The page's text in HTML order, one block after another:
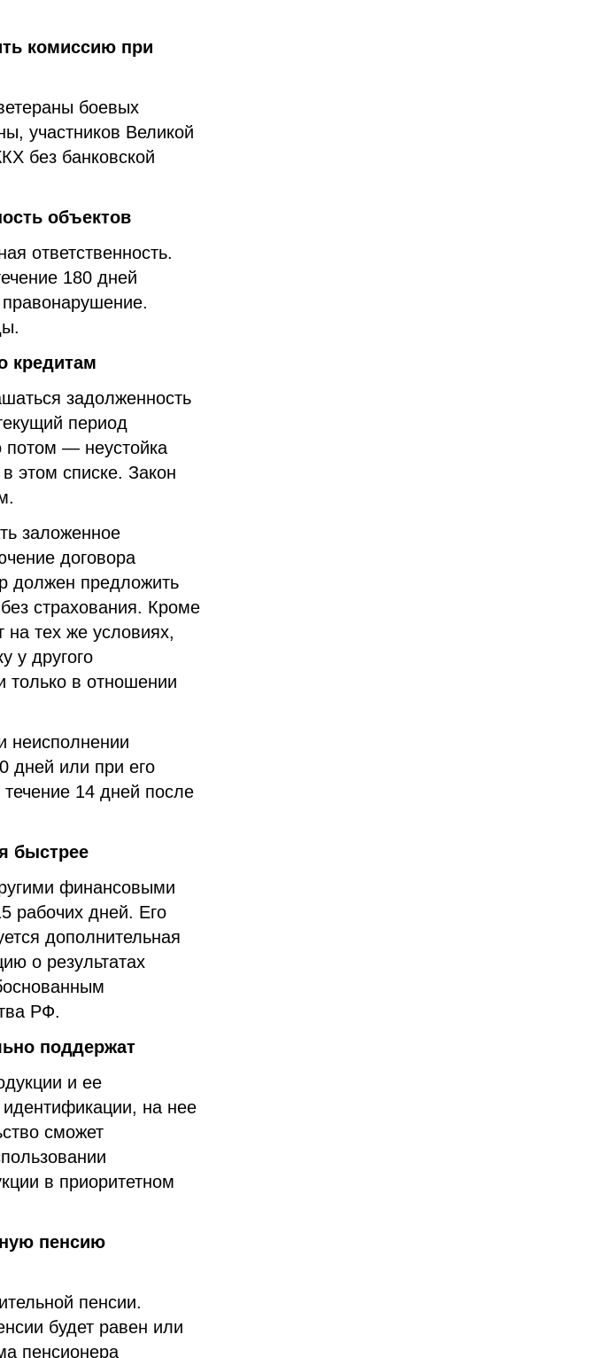
комиссию при
боевых
участников Великой
без банковской
объектов
ответственность.
180 дней
кредитам
задолженность
период
потом — неустойка
этом списке. Закон
заложенное
договора
должен предложить
страхования. Кроме
на тех же условиях,
у другого
только в отношении
неисполнении
дней или при его
течение 14 дней после
быстрее
финансовыми
рабочих дней. Его
дополнительная
о результатах
РФ.
поддержат
и ее
на нее
сможет
в приоритетном
пенсию
пенсии.
будет равен или
пенсионера